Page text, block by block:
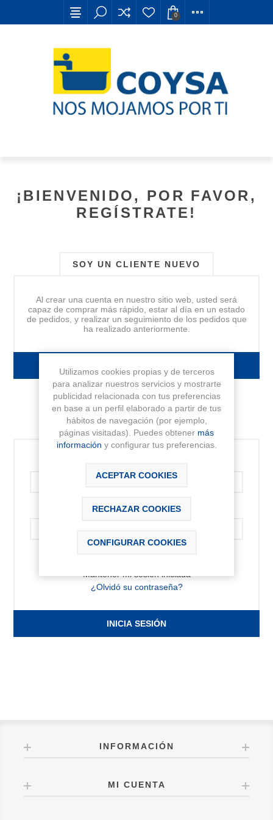
0
¡BIENVENIDO, POR FAVOR,
REGÍSTRATE!
SOY UN CLIENTE NUEVO
Al crear una cuenta en nuestro sitio web, usted será
capaz de comprar más rápido, estar al día en un estado
de pedidos, y realizar un seguimiento de los pedidos que
ha realizado anteriormente.
INICIAR SESIÓN
Contraseña:
Mantener mi sesión iniciada
¿Olvidó su contraseña?
INICIA SESIÓN
INFORMACIÓN
MI CUENTA
Utilizamos cookies propias y de terceros
para analizar nuestros servicios y mostrarte
publicidad relacionada con tus preferencias
en base a un perfil elaborado a partir de tus
hábitos de navegación (por ejemplo,
páginas visitadas). Puedes obtener más
información y configurar tus preferencias.
ACEPTAR COOKIES
RECHAZAR COOKIES
CONFIGURAR COOKIES